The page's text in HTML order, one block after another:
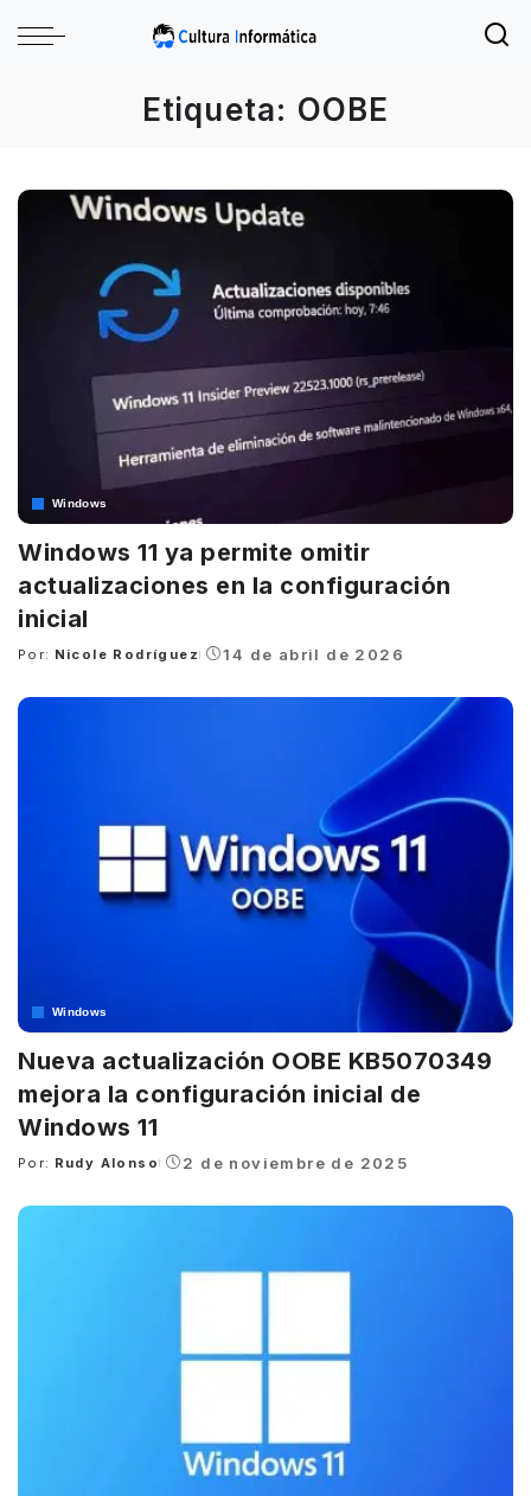
Etiqueta: OOBE
Windows
Windows 11 ya permite omitir
actualizaciones en la configuración
inicial
Posted
Por: Nicole Rodríguez 14 de abril de 2026
Windows
Nueva actualización OOBE KB5070349
mejora la configuración inicial de
Windows 11
Posted
Por: Rudy Alonso 2 de noviembre de 2025